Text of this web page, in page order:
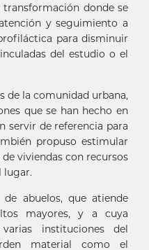
donde se
y seguimiento a
para disminuir
del estudio o el
de la comunidad urbana,
que se han hecho en
servir de referencia para
propuso estimular
viviendas con recursos
lugar.
abuelos, que atiende
mayores, y a cuya
instituciones del
material como el